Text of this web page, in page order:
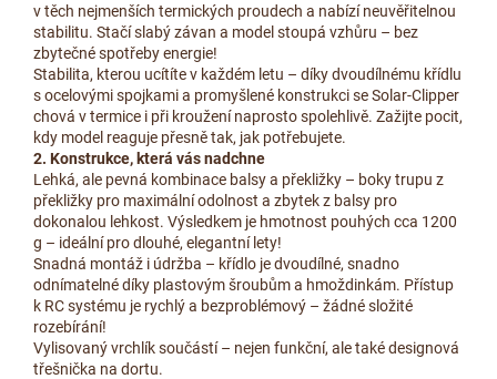
v těch nejmenších termických proudech a nabízí neuvěřitelnou
stabilitu. Stačí slabý závan a model stoupá vzhůru – bez
zbytečné spotřeby energie!
Stabilita, kterou ucítíte v každém letu – díky dvoudílnému křídlu
s ocelovými spojkami a promyšlené konstrukci se Solar-Clipper
chová v termice i při kroužení naprosto spolehlivě. Zažijte pocit,
kdy model reaguje přesně tak, jak potřebujete.
2. Konstrukce, která vás nadchne
Lehká, ale pevná kombinace balsy a překližky – boky trupu z
překližky pro maximální odolnost a zbytek z balsy pro
dokonalou lehkost. Výsledkem je hmotnost pouhých cca 1200
g – ideální pro dlouhé, elegantní lety!
Snadná montáž i údržba – křídlo je dvoudílné, snadno
odnímatelné díky plastovým šroubům a hmoždinkám. Přístup
k RC systému je rychlý a bezproblémový – žádné složité
rozebírání!
Vylisovaný vrchlík součástí – nejen funkční, ale také designová
třešnička na dortu.